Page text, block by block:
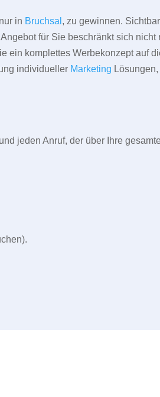
in Bruchsal , zu gewinnen.
für Sie beschränkt sich nicht
ein komplettes Werbekonzept auf
individueller Marketing
jeden Anruf, der über Ihre